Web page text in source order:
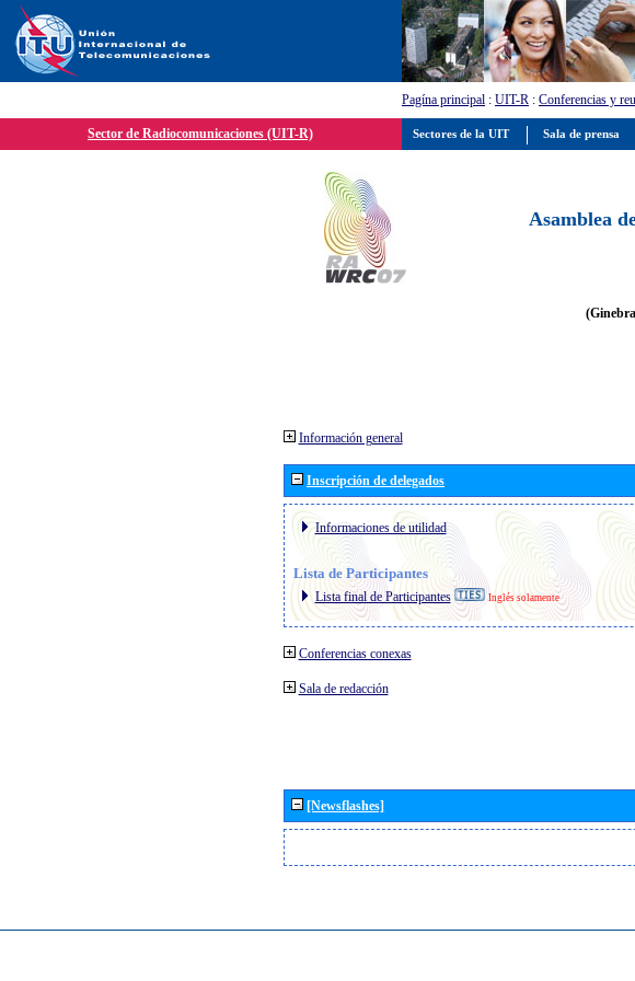
Pagína principal : UIT-R : Conferencias y
Sector de Radiocomunicaciones (UIT-R)
Asamblea
Información general
Inscripción de delegados
Informaciones de utilidad
Lista de Participantes
Lista final de Participantes Inglés solamente
Conferencias conexas
Sala de redacción
[Newsflashes]
Sectores de la UIT Sala de prensa